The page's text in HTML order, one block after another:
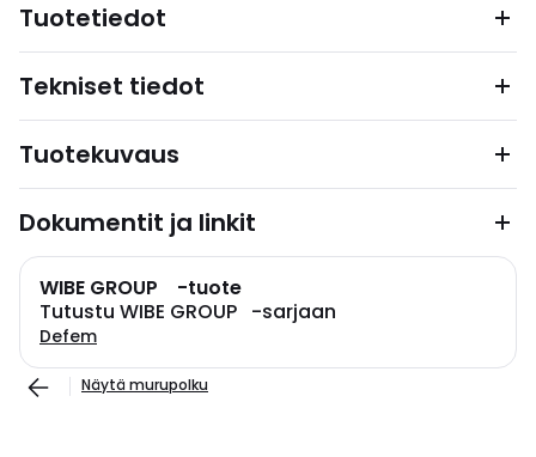
Tuotetiedot
Tekniset tiedot
Tuotekuvaus
Dokumentit ja linkit
WIBE GROUP -tuote
Tutustu WIBE GROUP -sarjaan
Defem
Näytä murupolku